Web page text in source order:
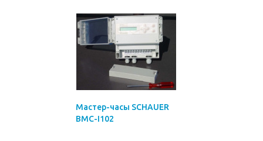
Мастер-часы SCHAUER
BMC-I102